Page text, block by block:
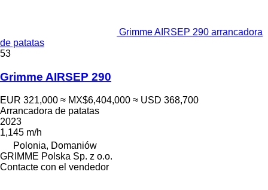
Grimme AIRSEP 290 arrancadora
de patatas
53
Grimme AIRSEP 290
EUR 321,000 ≈ MX$6,404,000 ≈ USD 368,700
Arrancadora de patatas
2023
1,145 m/h
Polonia, Domaniów
GRIMME Polska Sp. z o.o.
Contacte con el vendedor